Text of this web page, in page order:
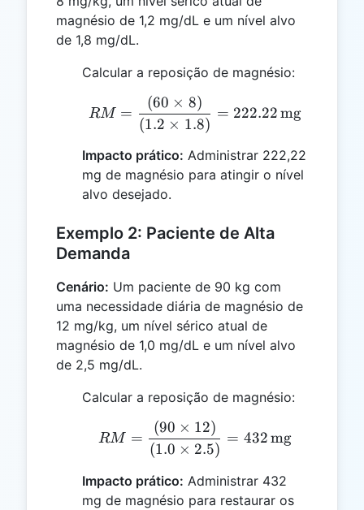
magnésio de 1,2 mg/dL e um nível alvo
de 1,8 mg/dL.
Calcular a reposição de magnésio:
RM = \frac{(60 \times
RM =
(1.2 × 1.8)
(60 × 8)
= 222.22mg
Impacto prático: Administrar 222,22
mg de magnésio para atingir o nível
alvo desejado.
Exemplo 2: Paciente de Alta
Demanda
Cenário: Um paciente de 90 kg com
uma necessidade diária de magnésio de
12 mg/kg, um nível sérico atual de
magnésio de 1,0 mg/dL e um nível alvo
de 2,5 mg/dL.
Calcular a reposição de magnésio:
RM = \frac{(90 \times
RM =
(1.0 × 2.5)
(90 × 12)
= 432mg
Impacto prático: Administrar 432
mg de magnésio para restaurar os